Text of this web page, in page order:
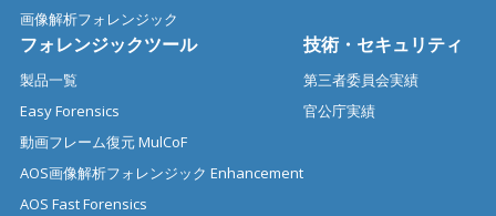
画像解析フォレンジック
フォレンジックツール
製品一覧
Easy Forensics
動画フレーム復元 MulCoF
AOS画像解析フォレンジック Enhancement
AOS Fast Forensics
技術・セキュリティ
第三者委員会実績
官公庁実績